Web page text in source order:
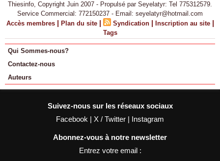
Thiesinfo, Copyright Juin 2007 - Propulsé par Seyelatyr: Tel 775312579.
Service Commercial: 772150237 - Email: seyelatyr@hotmail.com
Accès membres | Plan du site | Syndication | Inscription au site |
Tags
Qui Sommes-nous?
Contactez-nous
Auteurs
Suivez-nous sur les réseaux sociaux
Facebook | X / Twitter | Instagram
Abonnez-vous à notre newsletter
Entrez votre email :